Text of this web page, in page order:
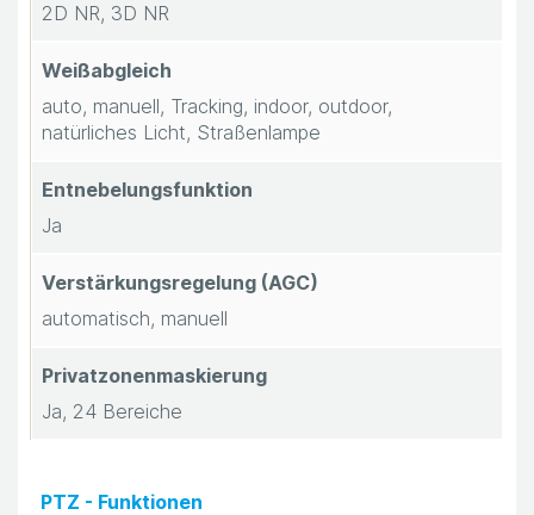
2D NR, 3D NR
Weißabgleich
auto, manuell, Tracking, indoor, outdoor,
natürliches Licht, Straßenlampe
Entnebelungsfunktion
Ja
Verstärkungsregelung (AGC)
automatisch, manuell
Privatzonenmaskierung
Ja, 24 Bereiche
PTZ - Funktionen